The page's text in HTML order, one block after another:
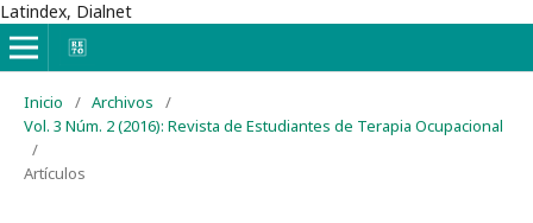
Latindex, Dialnet
Inicio / Archivos
/
Vol. 3 Núm. 2 (2016): Revista de Estudiantes de Terapia Ocupacional
/
Artículos